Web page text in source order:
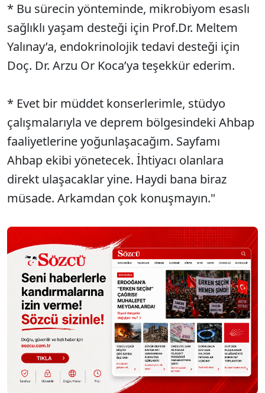
* Bu sürecin yönteminde, mikrobiyom esaslı
sağlıklı yaşam desteği için Prof.Dr. Meltem
Yalınay’a, endokrinolojik tedavi desteği için
Doç. Dr. Arzu Or Koca’ya teşekkür ederim.
* Evet bir müddet konserlerimle, stüdyo
çalışmalarıyla ve deprem bölgesindeki Ahbap
faaliyetlerine yoğunlaşacağım. Sayfamı
Ahbap ekibi yönetecek. İhtiyacı olanlara
direkt ulaşacaklar yine. Haydi bana biraz
müsade. Arkamdan çok konuşmayın."